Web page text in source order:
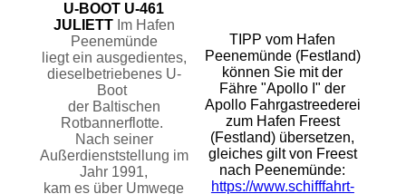
U-BOOT U-461
JULIETTIm Hafen
Peenemünde
liegt ein ausgedientes,
dieselbetriebenes U-
Boot
der Baltischen
Rotbannerflotte.
Nach seiner
Außerdienststellung im
Jahr 1991,
kames über Umwege
TIPP vom Hafen
Peenemünde (Festland)
können Sie mit der
Fähre "Apollo I" der
Apollo Fahrgastreederei
zum Hafen Freest
(Festland) übersetzen,
gleiches gilt von Freest
nach Peenemünde:
https://www.schifffahrt-